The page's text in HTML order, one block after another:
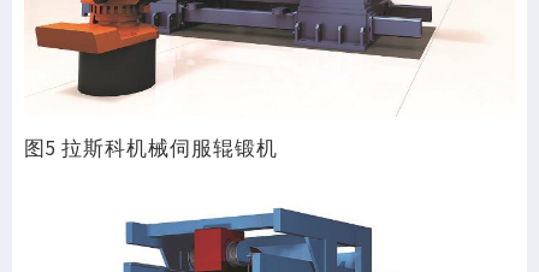
图5 拉斯科机械伺服辊锻机